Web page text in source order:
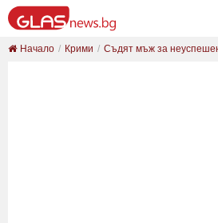
Начало Крими Съдят мъж за